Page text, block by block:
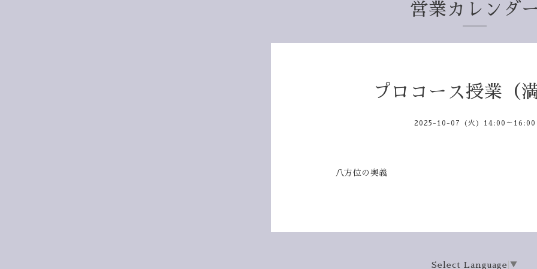
営業カレンダー
プロコース授業（満
2025-10-07 (火) 14:00～16:00
八方位の奥義
Select Language ▼